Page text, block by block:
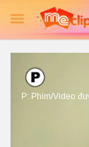
P: Phim/Video